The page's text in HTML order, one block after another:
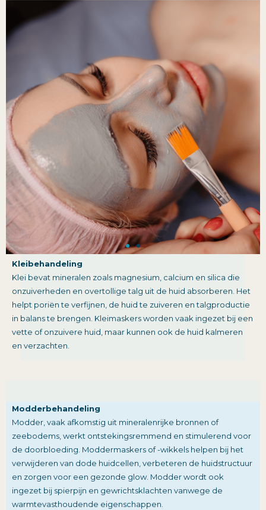
Kleibehandeling
Klei bevat mineralen zoals magnesium, calcium en silica die
onzuiverheden en overtollige talg uit de huid absorberen. Het
helpt poriën te verfijnen, de huid te zuiveren en talgproductie
in balans te brengen. Kleimaskers worden vaak ingezet bij een
vette of onzuivere huid, maar kunnen ook de huid kalmeren
en verzachten.
Modderbehandeling
Modder, vaak afkomstig uit mineralenrijke bronnen of
zeebodems, werkt ontstekingsremmend en stimulerend voor
de doorbloeding. Moddermaskers of -wikkels helpen bij het
verwijderen van dode huidcellen, verbeteren de huidstructuur
en zorgen voor een gezonde glow. Modder wordt ook
ingezet bij spierpijn en gewrichtsklachten vanwege de
warmtevasthoudende eigenschappen.